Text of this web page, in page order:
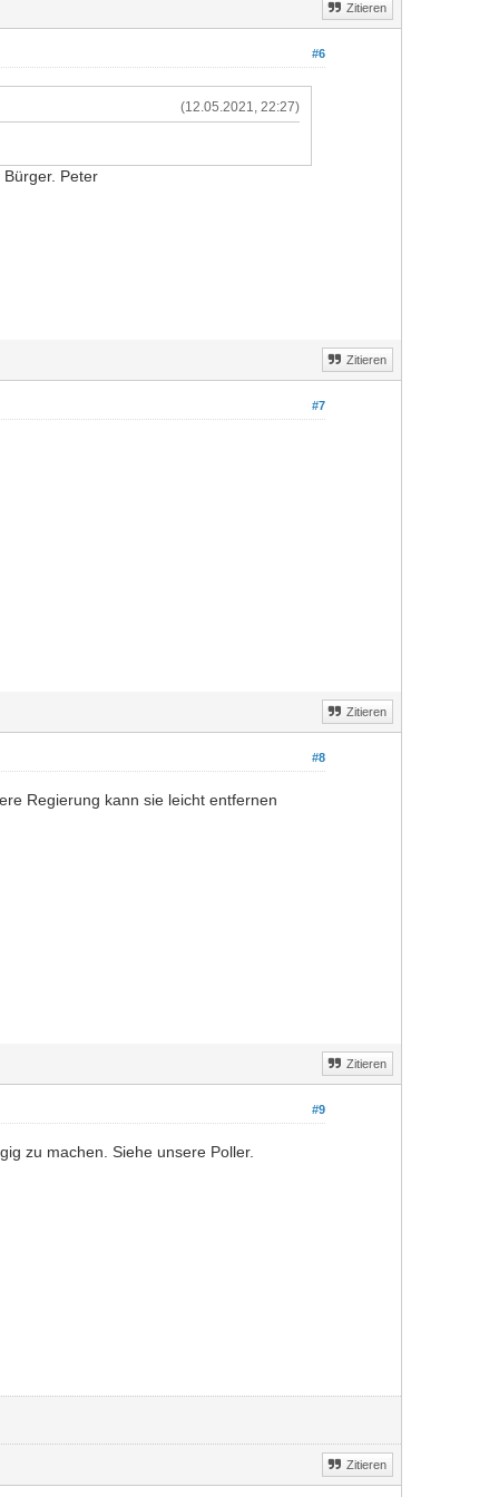
Zitieren
#6
(12.05.2021, 22:27)
Peter
Zitieren
#7
Zitieren
#8
Regierung kann sie leicht entfernen
Zitieren
#9
zu machen. Siehe unsere Poller.
Zitieren